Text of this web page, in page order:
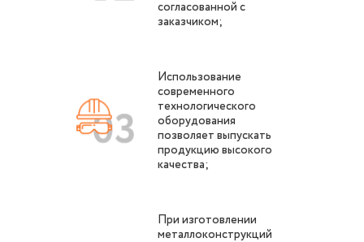
согласованной с
заказчиком;
Использование
современного
технологического
оборудования
позволяет выпускать
продукцию высокого
качества;
При изготовлении
металлоконструкций